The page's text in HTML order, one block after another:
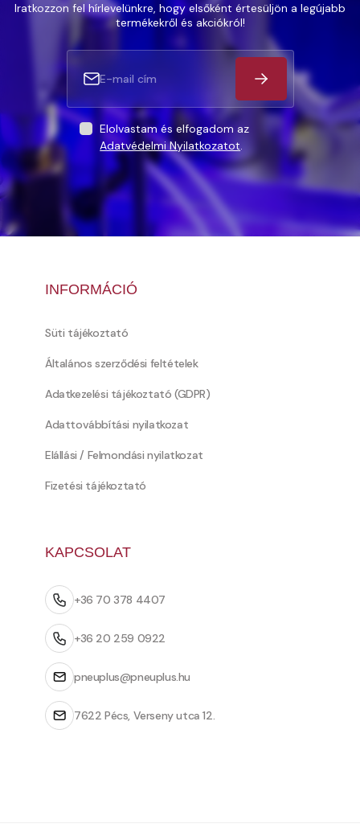
Iratkozzon fel hírlevelünkre, hogy elsőként értesüljön a legújabb
termékekről és akciókról!
Elolvastam és elfogadom az
Adatvédelmi Nyilatkozatot.
INFORMÁCIÓ
Süti tájékoztató
Általános szerződési feltételek
Adatkezelési tájékoztató (GDPR)
Adattovábbítási nyilatkozat
Elállási / Felmondási nyilatkozat
Fizetési tájékoztató
KAPCSOLAT
+36 70 378 4407
+36 20 259 0922
pneuplus@pneuplus.hu
7622 Pécs, Verseny utca 12.